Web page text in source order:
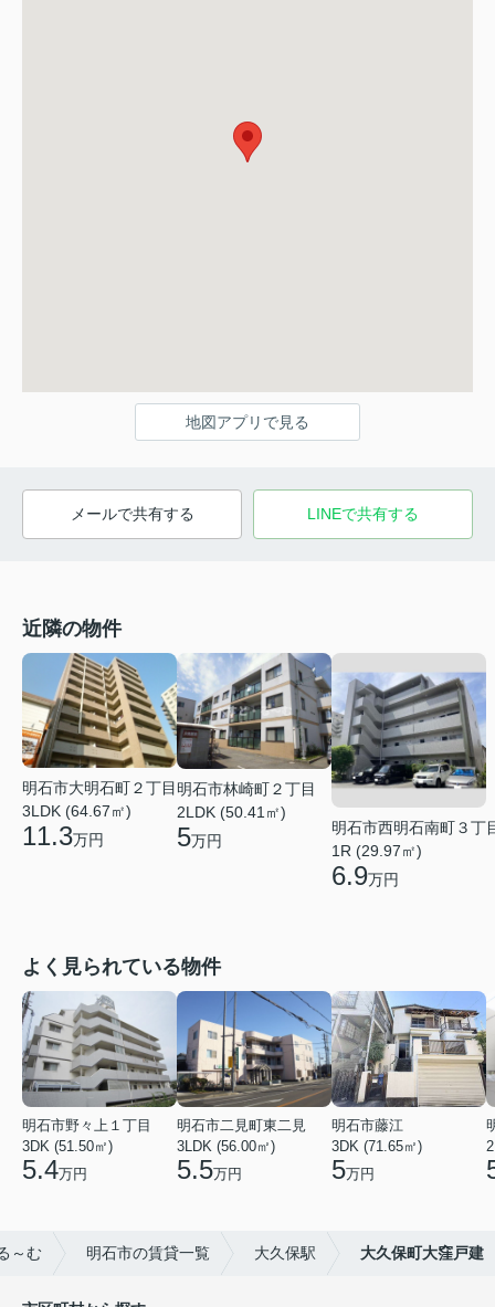
地図アプリで見る
メールで共有する LINEで共有する
近隣の物件
明石市大明石町２丁目
3LDK (64.67㎡)
11.3万円
明石市林崎町２丁目
2LDK (50.41㎡)
5万円
明石市西明石南町３丁
1R (29.97㎡)
6.9万円
よく見られている物件
明石市野々上１丁目
3DK (51.50㎡)
5.4万円
明石市二見町東二見
3LDK (56.00㎡)
5.5万円
明石市藤江
3DK (71.65㎡)
5万円
～む 明石市の賃貸一覧 大久保駅 大久保町大窪戸建